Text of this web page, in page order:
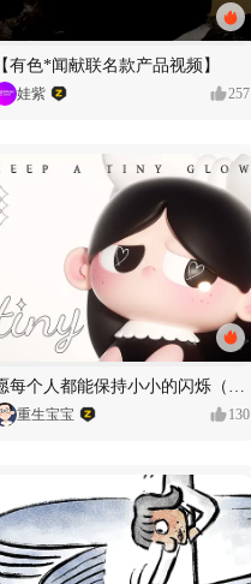
【有色*闻献联名款产品视频】
娃紫 257
重生宝宝 130